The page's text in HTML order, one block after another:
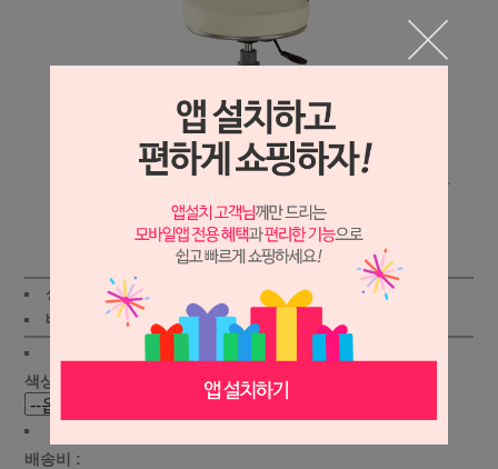
상세보기
상품가 : 155,000원 적립금:1000원
배송비 : (조건) ! 지역별
색상선택 :
배송비 :